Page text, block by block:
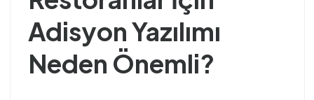
Adisyon Yazılımı
Neden Önemli?